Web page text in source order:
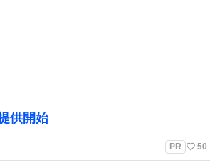
供開始
PR favorite_border 50